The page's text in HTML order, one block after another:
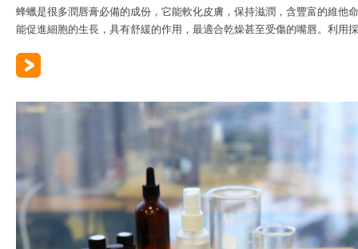
蜂蠟是很多潤唇膏必備的成份，它能軟化皮膚，保持滋潤，含豐富的維他
能促進細胞的生長，具有舒緩的作用，最適合乾燥甚至受傷的嘴唇。利用